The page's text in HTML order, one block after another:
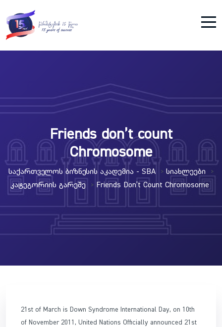
Friends don’t count
Chromosome
Საქართველოს Ბიზნესის Აკადემია - SBA > Სიახლეები >
Კატეგორიის Გარეშე > Friends Don’t Count Chromosome
21st of March is Down Syndrome International Day, on 10th
of November 2011, United Nations Officially announced 21st